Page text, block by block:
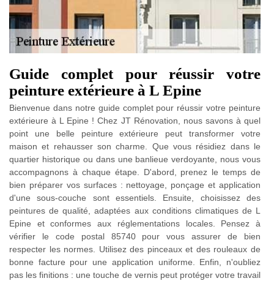
Guide complet pour réussir votre
peinture extérieure à L Epine
Bienvenue dans notre guide complet pour réussir votre peinture
extérieure à L Epine ! Chez JT Rénovation, nous savons à quel
point une belle peinture extérieure peut transformer votre
maison et rehausser son charme. Que vous résidiez dans le
quartier historique ou dans une banlieue verdoyante, nous vous
accompagnons à chaque étape. D'abord, prenez le temps de
bien préparer vos surfaces : nettoyage, ponçage et application
d'une sous-couche sont essentiels. Ensuite, choisissez des
peintures de qualité, adaptées aux conditions climatiques de L
Epine et conformes aux réglementations locales. Pensez à
vérifier le code postal 85740 pour vous assurer de bien
respecter les normes. Utilisez des pinceaux et des rouleaux de
bonne facture pour une application uniforme. Enfin, n'oubliez
pas les finitions : une touche de vernis peut protéger votre travail